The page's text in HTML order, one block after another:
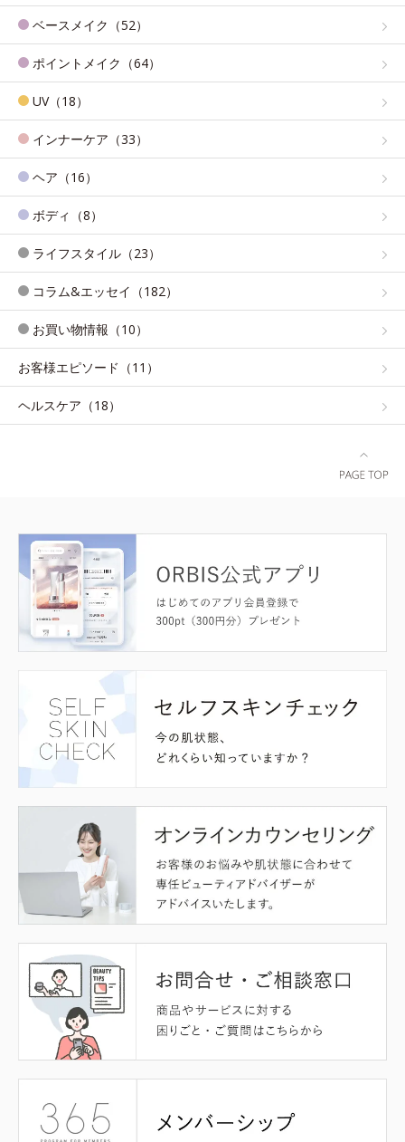
ベースメイク（52）
ポイントメイク（64）
UV（18）
インナーケア（33）
ヘア（16）
ボディ（8）
ライフスタイル（23）
コラム&エッセイ（182）
お買い物情報（10）
お客様エピソード（11）
ヘルスケア（18）